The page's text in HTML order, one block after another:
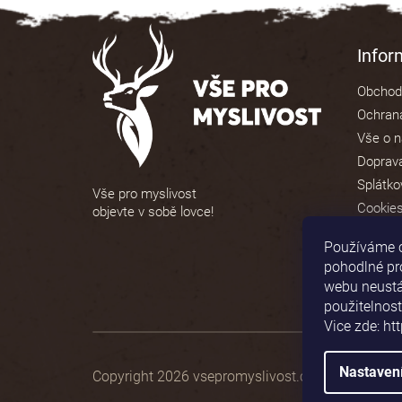
Používáme
pohodlné
webu
Vice zde:
Vše pro myslivost
objevte v sobě lovce!
Vše o
Cookies
Copyright 2026 vsepromyslivost.cz . Všechna